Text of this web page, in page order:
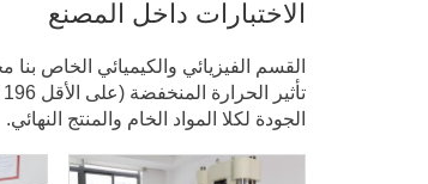
الاختبارات داخل المصنع
الجودة لكلا المواد الخام والمنتج النهائي.